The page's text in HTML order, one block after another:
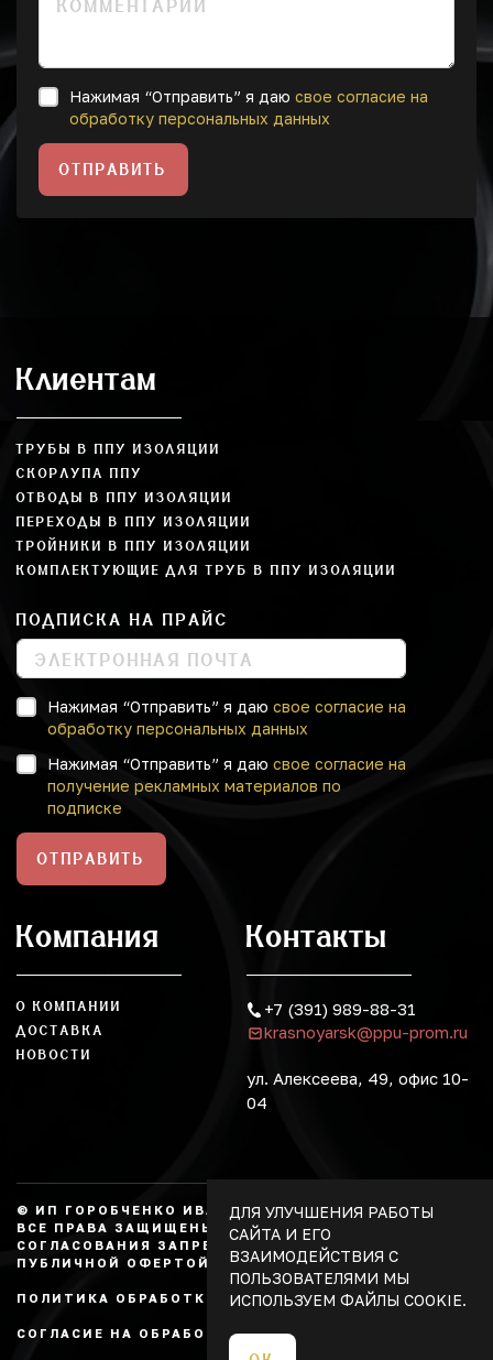
Нажимая “Отправить” я даю свое согласие на
обработку персональных данных
ОТПРАВИТЬ
Клиентам
ТРУБЫ В ППУ ИЗОЛЯЦИИ
СКОРЛУПА ППУ
ОТВОДЫ В ППУ ИЗОЛЯЦИИ
ПЕРЕХОДЫ В ППУ ИЗОЛЯЦИИ
ТРОЙНИКИ В ППУ ИЗОЛЯЦИИ
КОМПЛЕКТУЮЩИЕ ДЛЯ ТРУБ В ППУ ИЗОЛЯЦИИ
ПОДПИСКА НА ПРАЙС
Нажимая “Отправить” я даю свое согласие на
обработку персональных данных
Нажимая “Отправить” я даю свое согласие на
получение рекламных материалов по
подписке
ОТПРАВИТЬ
Компания
О КОМПАНИИ
ДОСТАВКА
НОВОСТИ
Контакты
+7 (391) 989-88-31
krasnoyarsk@ppu-prom.ru
ул. Алексеева, 49, офис 10-
04
© ИП ГОРОБЧЕНКО ИВАН АЛЕКСАНДРОВИЧ, 2026.
ВСЕ ПРАВА ЗАЩИЩЕНЫ, КОПИРОВАНИЕ БЕЗ
СОГЛАСОВАНИЯ ЗАПРЕЩЕНО. НЕ ЯВЛЯЕТСЯ
ПУБЛИЧНОЙ ОФЕРТОЙ.
ПОЛИТИКА ОБРАБОТКИ ПЕРСОНАЛЬНЫХ ДАННЫХ
СОГЛАСИЕ НА ОБРАБОТКУ ПЕРСОНАЛЬНЫХ ДАННЫХ
ДЛЯ УЛУЧШЕНИЯ РАБОТЫ
САЙТА И ЕГО
ВЗАИМОДЕЙСТВИЯ С
ПОЛЬЗОВАТЕЛЯМИ МЫ
ИСПОЛЬЗУЕМ ФАЙЛЫ COOKIE.